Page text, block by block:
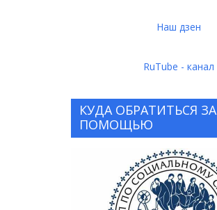
Наш дзен
RuTube - канал
КУДА ОБРАТИТЬСЯ ЗА
ПОМОЩЬЮ